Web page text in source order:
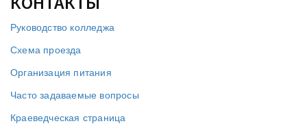
Руководство колледжа
Схема проезда
Организация питания
Часто задаваемые вопросы
Краеведческая страница